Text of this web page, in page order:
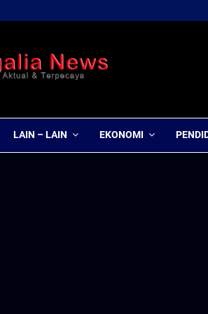
LAIN – LAIN EKONOMI